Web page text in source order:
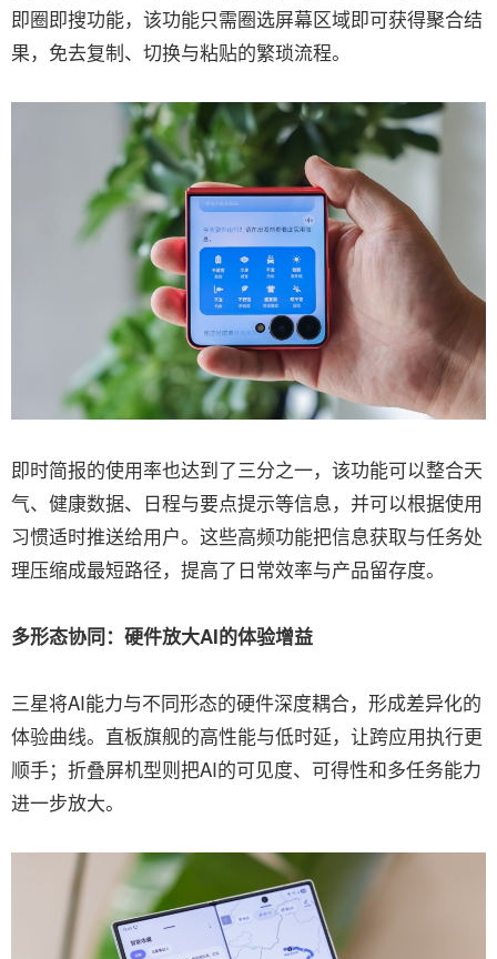
即圈即搜功能，该功能只需圈选屏幕区域即可获得聚合结
果，免去复制、切换与粘贴的繁琐流程。
即时简报的使用率也达到了三分之一，该功能可以整合天
气、健康数据、日程与要点提示等信息，并可以根据使用
习惯适时推送给用户。这些高频功能把信息获取与任务处
理压缩成最短路径，提高了日常效率与产品留存度。
多形态协同：硬件放大AI的体验增益
三星将AI能力与不同形态的硬件深度耦合，形成差异化的
体验曲线。直板旗舰的高性能与低时延，让跨应用执行更
顺手；折叠屏机型则把AI的可见度、可得性和多任务能力
进一步放大。